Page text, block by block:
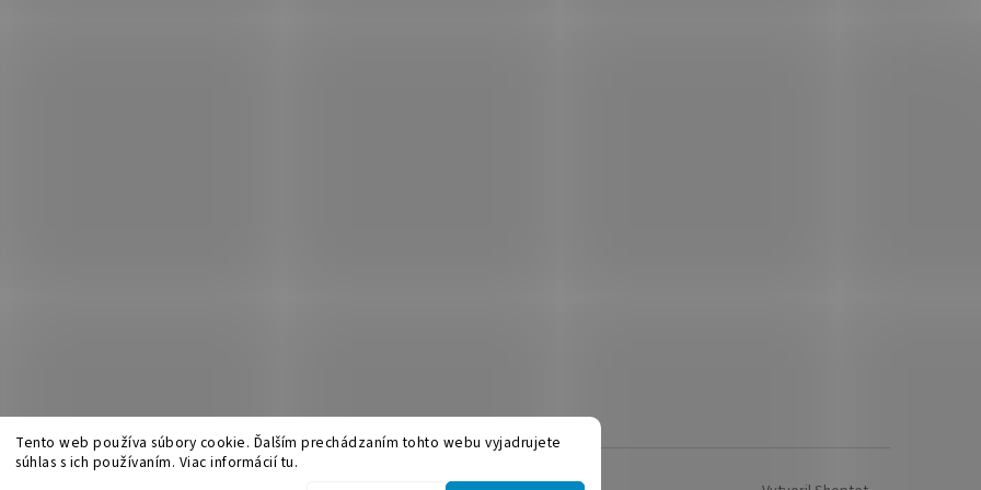
Tento web používa súbory cookie. Ďalším prechádzaním tohto webu vyjadrujete
súhlas s ich používaním. Viac informácií tu.